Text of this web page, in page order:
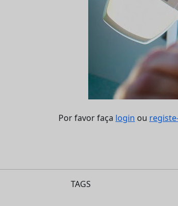
Por favor faça login ou
TAGS